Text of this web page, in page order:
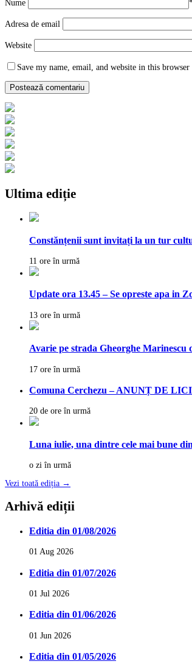
Nume
Adresa de email
Website
Save my name, email, and website in this
Ultima ediție
Constănțenii sunt invitați la un tur
11 ore în urmă
Update ora 13.45 – Se opreste apa in
13 ore în urmă
Avarie pe strada Gheorghe
17 ore în urmă
Comuna Cerchezu – ANUNȚ DE
20 de ore în urmă
Luna iulie, una dintre cele mai bune
o zi în urmă
Vezi toată ediția →
Arhivă ediții
Editia din 01/08/2026
01 Aug 2026
Editia din 01/07/2026
01 Jul 2026
Editia din 01/06/2026
01 Jun 2026
Editia din 01/05/2026